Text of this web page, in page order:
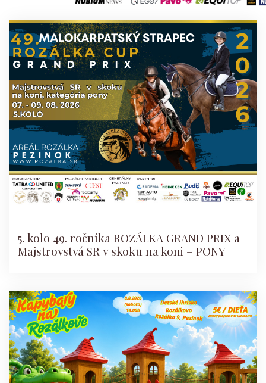
5. kolo 49. ročníka ROZÁLKA GRAND PRIX a
Majstrovstvá SR v skoku na koni – PONY